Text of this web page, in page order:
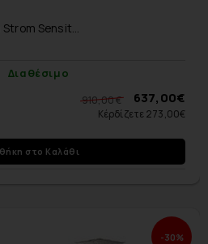
Sensit...
Διαθέσιμο
910,00 € 637,00€
Κέρδίζετε 273,00€
στο Καλάθι
-30%